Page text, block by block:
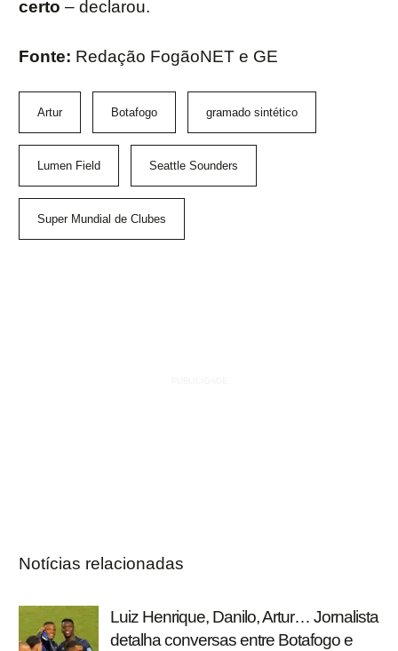
certo – declarou.
Fonte: Redação FogãoNET e GE
Artur Botafogo gramado sintético
Lumen Field Seattle Sounders
Super Mundial de Clubes
Notícias relacionadas
Luiz Henrique, Danilo, Artur… Jornalista
detalha conversas entre Botafogo e